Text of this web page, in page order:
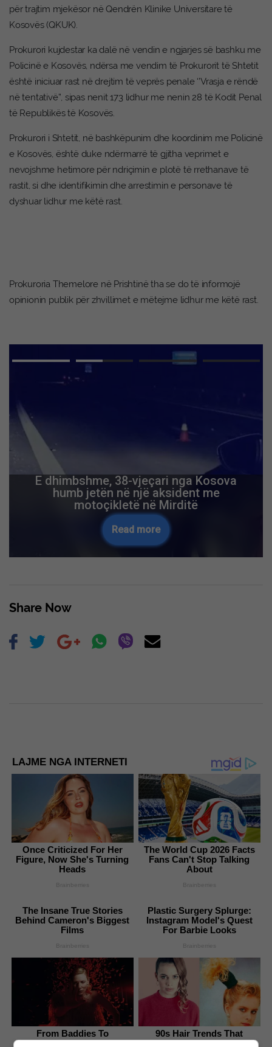
për trajtim mjekësor në Qendrën Klinike Universitare të
Kosovës (QKUK).
Prokurori kujdestar ka dalë në vendin e ngjarjes së bashku me
Policinë e Kosovës, ndërsa me vendim të Prokurorit të Shtetit
është iniciuar rast në drejtim të veprës penale ‘’Vrasja e rëndë
në tentativë’’, sipas nenit 173 lidhur me nenin 28 të Kodit Penal
të Republikës të Kosovës.
Prokurori i Shtetit, në bashkëpunim dhe koordinim me Policinë
e Kosovës, është duke ndërmarrë të gjitha veprimet e
nevojshme hetimore për ndriçimin e plotë të rrethanave të
rastit, si dhe identifikimin dhe arrestimin e personave të
dyshuar lidhur me këtë rast.
Prokuroria Themelore në Prishtinë tha se do të informojë
opinionin publik për zhvillimet e mëtejme lidhur me këtë rast.
E dhimbshme, 38-vjeçari nga Kosova
humb jetën në një aksident me
motoçikletë në Mirditë
Read more
Share Now
LAJME NGA INTERNETI
Once Criticized For Her
Figure, Now She's Turning
Heads
Brainberries
The World Cup 2026 Facts
Fans Can't Stop Talking
About
Brainberries
The Insane True Stories
Behind Cameron's Biggest
Films
Brainberries
Plastic Surgery Splurge:
Instagram Model's Quest
For Barbie Looks
Brainberries
From Baddies To
Sweethearts: These 9
90s Hair Trends That
Screamed "Please Don't